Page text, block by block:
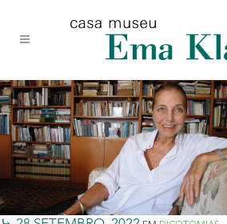
conteúdo
navegação
site